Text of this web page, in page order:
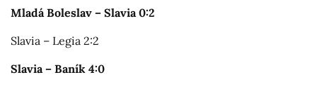
Mladá Boleslav – Slavia 0:2
Slavia – Legia 2:2
Slavia – Baník 4:0